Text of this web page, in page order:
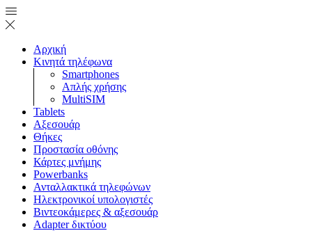
Αρχική
Κινητά τηλέφωνα
Smartphones
Απλής χρήσης
MultiSIM
Tablets
Αξεσουάρ
Θήκες
Προστασία οθόνης
Κάρτες μνήμης
Powerbanks
Ανταλλακτικά τηλεφώνων
Ηλεκτρονικοί υπολογιστές
Βιντεοκάμερες & αξεσουάρ
Adapter δικτύου